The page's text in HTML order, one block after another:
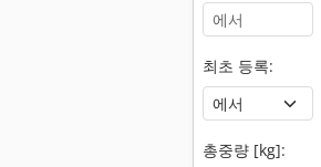
최초 등록:
총중량 [kg]: